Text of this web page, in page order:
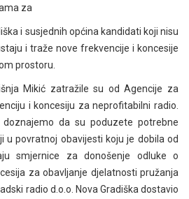
za
i susjednih općina kandidati koji nisu
i traže nove frekvencije i koncesije
prostoru.
Mikić zatražile su od Agencije za
i koncesiju za neprofitabilni radio.
da su poduzete potrebne
u povratnoj obavijesti koju je dobila od
smjernice za donošenje odluke o
za obavljanje djelatnosti pružanja
radio d.o.o. Nova Gradiška dostavio